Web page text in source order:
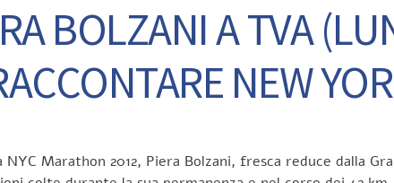
BOLZANI A TVA
NEW
NYC Marathon 2012, Piera Bolzani, fresca reduce dalla